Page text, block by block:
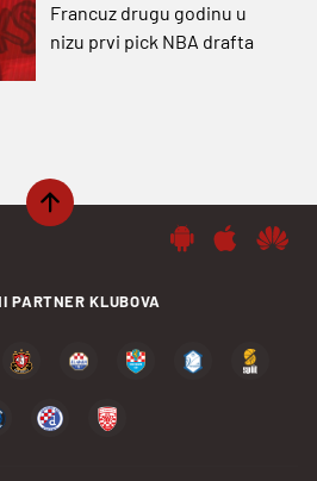
Francuz drugu godinu u
nizu prvi pick NBA drafta
PARTNER KLUBOVA